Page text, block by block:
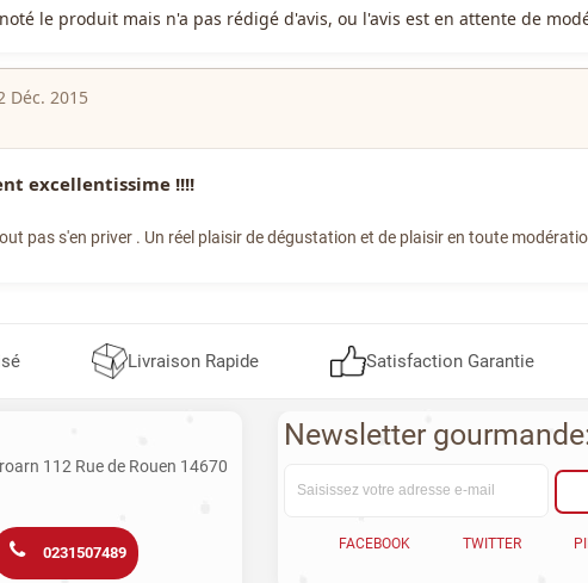
le produit mais n'a pas rédigé d'avis, ou l'avis est en attente de
Déc. 2015
excellentissime !!!!
pas s'en priver . Un réel plaisir de dégustation et de plaisir en toute
Livraison Rapide Satisfaction Garantie
Newsletter
FACEBOOK TWITTER
112 Rue de Rouen 14670
0231507489